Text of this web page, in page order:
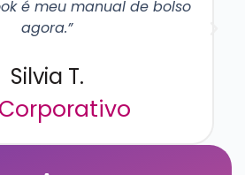
sem dúvidas!”
de Equipe